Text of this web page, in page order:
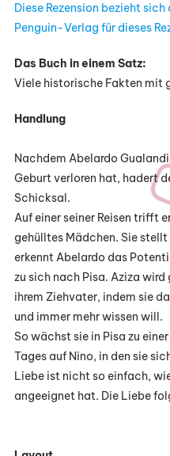
Diese Rezension bezieht
Penguin-Verlag für dieses
Das Buch in einem Satz:
Viele historische Fakten mit
Handlung
Nachdem Abelardo
Geburt verloren hat, hadert
Schicksal.
Auf einer seiner Reisen trifft
gehülltes Mädchen. Sie
erkennt Abelardo das
zu sich nach Pisa. Aziza
ihrem Ziehvater, indem sie
und immer mehr wissen will.
So wächst sie in Pisa zu
Tages auf Nino, in den sie
Liebe ist nicht so einfach,
angeeignet hat. Die Liebe